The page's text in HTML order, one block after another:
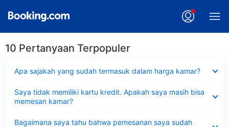
10 Pertanyaan Terpopuler
Apa sajakah yang sudah termasuk dalam harga kamar?
Saya tidak memiliki kartu kredit. Apakah saya masih bisa
memesan kamar?
Bagaimana saya tahu bahwa pemesanan saya sudah